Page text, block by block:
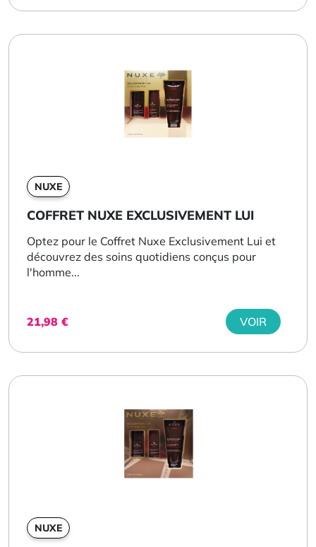
NUXE
COFFRET NUXE EXCLUSIVEMENT LUI
Optez pour le Coffret Nuxe Exclusivement Lui et
découvrez des soins quotidiens conçus pour
l'homme...
21,98 € VOIR
NUXE